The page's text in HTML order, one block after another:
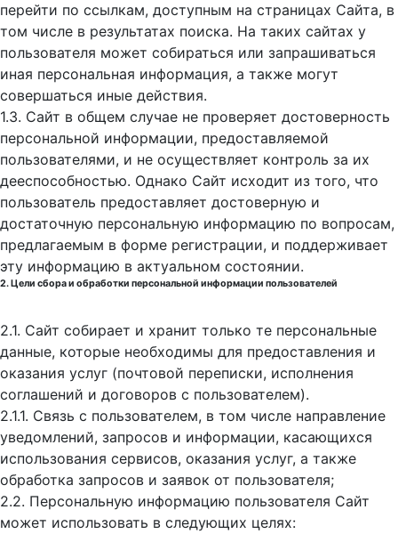
перейти по ссылкам, доступным на страницах Сайта, в
том числе в результатах поиска. На таких сайтах у
пользователя может собираться или запрашиваться
иная персональная информация, а также могут
совершаться иные действия.
1.3. Сайт в общем случае не проверяет достоверность
персональной информации, предоставляемой
пользователями, и не осуществляет контроль за их
дееспособностью. Однако Сайт исходит из того, что
пользователь предоставляет достоверную и
достаточную персональную информацию по вопросам,
предлагаемым в форме регистрации, и поддерживает
эту информацию в актуальном состоянии.
2. Цели сбора и обработки персональной информации пользователей
2.1. Сайт собирает и хранит только те персональные
данные, которые необходимы для предоставления и
оказания услуг (почтовой переписки, исполнения
соглашений и договоров с пользователем).
2.1.1. Связь с пользователем, в том числе направление
уведомлений, запросов и информации, касающихся
использования сервисов, оказания услуг, а также
обработка запросов и заявок от пользователя;
2.2. Персональную информацию пользователя Сайт
может использовать в следующих целях: